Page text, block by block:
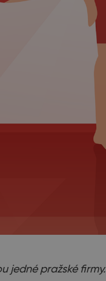
jedné pražské firmy.